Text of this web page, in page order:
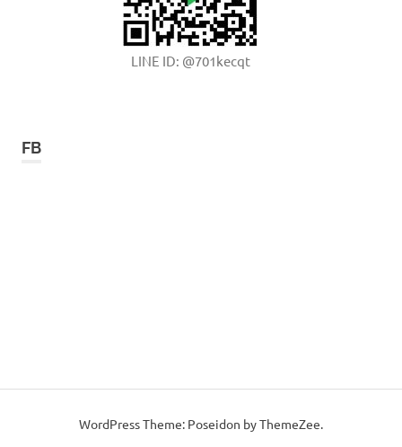
LINE ID: @701kecqt
FB
WordPress Theme: Poseidon by ThemeZee.